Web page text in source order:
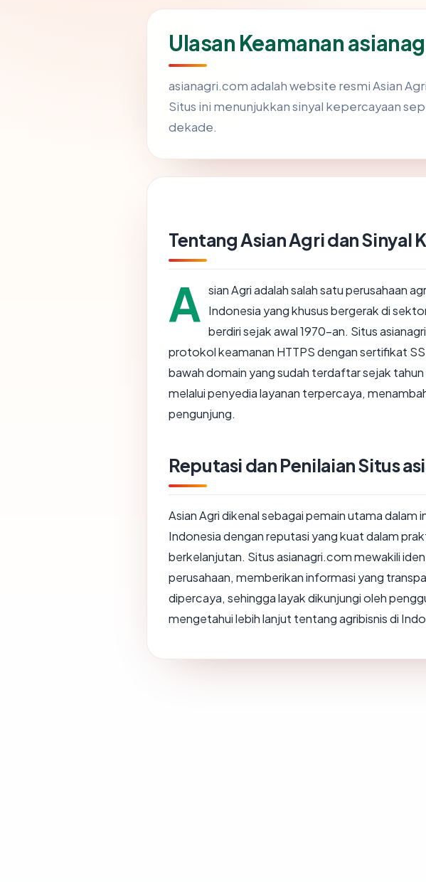
Ulasan Keamanan
asianagri.com adalah website resmi Asian
Situs ini menunjukkan sinyal kepercayaan
dekade.
Tentang Asian Agri dan Sinyal
A sian Agri adalah salah satu perusahaan
Indonesia yang khusus bergerak di
berdiri sejak awal 1970-an. Situs
protokol keamanan HTTPS dengan sertifikat
bawah domain yang sudah terdaftar sejak
melalui penyedia layanan terpercaya,
pengunjung.
Reputasi dan Penilaian Situs
Asian Agri dikenal sebagai pemain utama dalam
Indonesia dengan reputasi yang kuat dalam
berkelanjutan. Situs asianagri.com mewakili
perusahaan, memberikan informasi yang
dipercaya, sehingga layak dikunjungi oleh
mengetahui lebih lanjut tentang agribisnis di